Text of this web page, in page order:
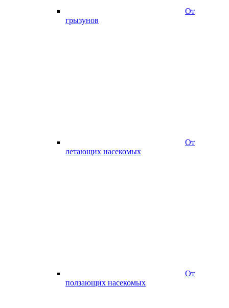
От
грызунов
От
летающих насекомых
От
ползающих насекомых